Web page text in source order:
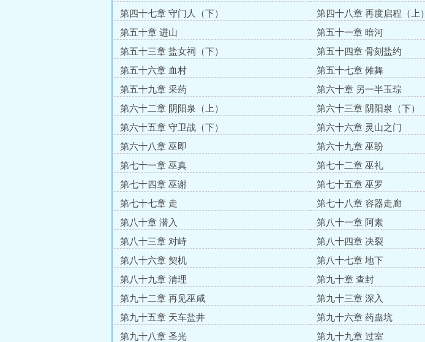
第四十七章 守门人（下）
第四十八章 再度启程（上）
第五十章 进山
第五十一章 暗河
第五十三章 盐女祠（下）
第五十四章 骨刻盐约
第五十六章 血村
第五十七章 傩舞
第五十九章 采药
第六十章 另一半玉琮
第六十二章 阴阳泉（上）
第六十三章 阴阳泉（下）
第六十五章 守卫战（下）
第六十六章 灵山之门
第六十八章 巫即
第六十九章 巫盼
第七十一章 巫真
第七十二章 巫礼
第七十四章 巫谢
第七十五章 巫罗
第七十七章 走
第七十八章 容器走廊
第八十章 潜入
第八十一章 阿素
第八十三章 对峙
第八十四章 决裂
第八十六章 契机
第八十七章 地下
第八十九章 清理
第九十章 查封
第九十二章 再见巫咸
第九十三章 深入
第九十五章 天车盐井
第九十六章 药蛊坑
第九十八章 圣光
第九十九章 过室